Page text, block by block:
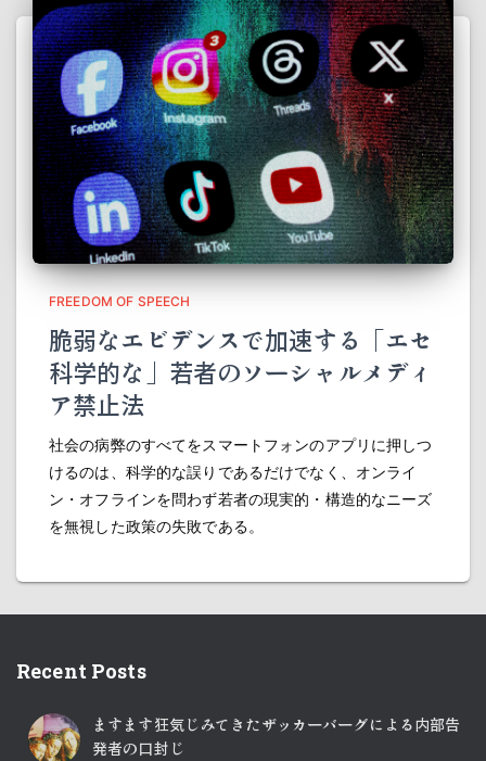
FREEDOM OF SPEECH
脆弱なエビデンスで加速する「エセ
科学的な」若者のソーシャルメディ
ア禁止法
社会の病弊のすべてをスマートフォンのアプリに押しつ
けるのは、科学的な誤りであるだけでなく、オンライ
ン・オフラインを問わず若者の現実的・構造的なニーズ
を無視した政策の失敗である。
Recent Posts
ますます狂気じみてきたザッカーバーグによる内部告
発者の口封じ